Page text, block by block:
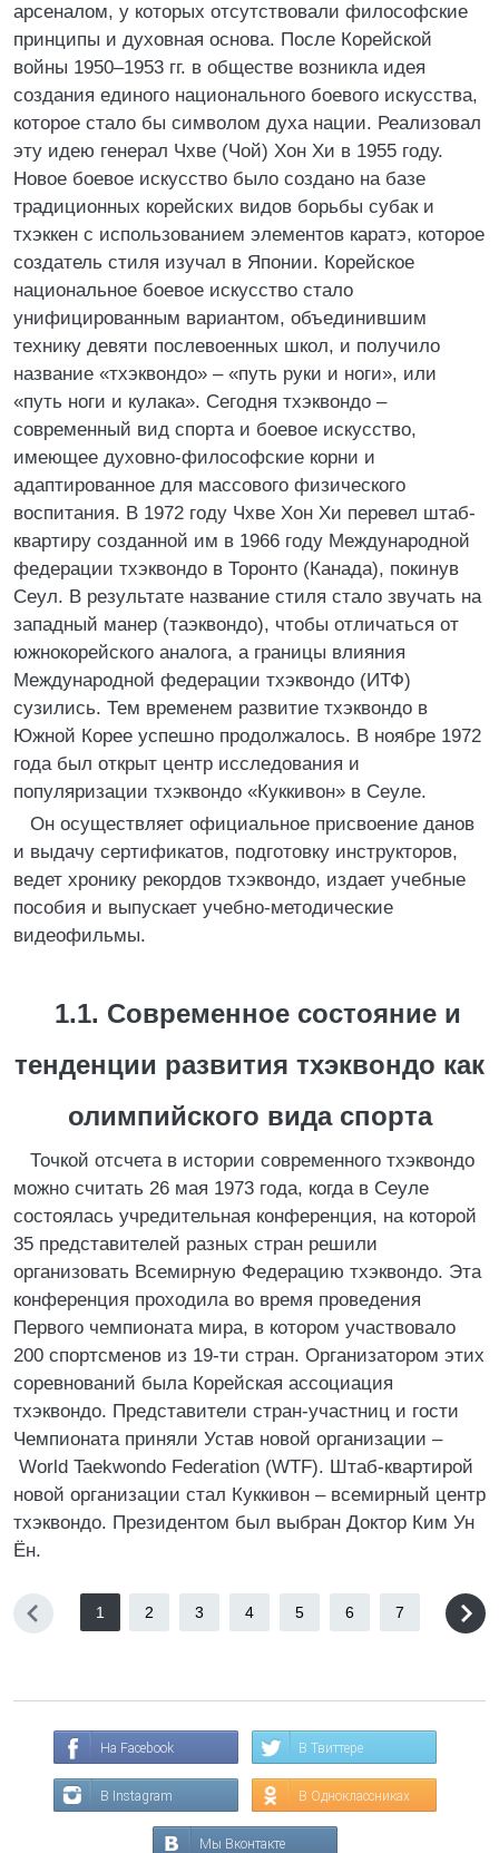
арсеналом, у которых отсутствовали философские
принципы и духовная основа. После Корейской
войны 1950–1953 гг. в обществе возникла идея
создания единого национального боевого искусства,
которое стало бы символом духа нации. Реализовал
эту идею генерал Чхве (Чой) Хон Хи в 1955 году.
Новое боевое искусство было создано на базе
традиционных корейских видов борьбы субак и
тхэккен с использованием элементов каратэ, которое
создатель стиля изучал в Японии. Корейское
национальное боевое искусство стало
унифицированным вариантом, объединившим
технику девяти послевоенных школ, и получило
название «тхэквондо» – «путь руки и ноги», или
«путь ноги и кулака». Сегодня тхэквондо –
современный вид спорта и боевое искусство,
имеющее духовно-философские корни и
адаптированное для массового физического
воспитания. В 1972 году Чхве Хон Хи перевел штаб-
квартиру созданной им в 1966 году Международной
федерации тхэквондо в Торонто (Канада), покинув
Сеул. В результате название стиля стало звучать на
западный манер (таэквондо), чтобы отличаться от
южнокорейского аналога, а границы влияния
Международной федерации тхэквондо (ИТФ)
сузились. Тем временем развитие тхэквондо в
Южной Корее успешно продолжалось. В ноябре 1972
года был открыт центр исследования и
популяризации тхэквондо «Куккивон» в Сеуле.
Он осуществляет официальное присвоение данов
и выдачу сертификатов, подготовку инструкторов,
ведет хронику рекордов тхэквондо, издает учебные
пособия и выпускает учебно-методические
видеофильмы.
1.1. Современное состояние и
тенденции развития тхэквондо как
олимпийского вида спорта
Точкой отсчета в истории современного тхэквондо
можно считать 26 мая 1973 года, когда в Сеуле
состоялась учредительная конференция, на которой
35 представителей разных стран решили
организовать Всемирную Федерацию тхэквондо. Эта
конференция проходила во время проведения
Первого чемпионата мира, в котором участвовало
200 спортсменов из 19-ти стран. Организатором этих
соревнований была Корейская ассоциация
тхэквондо. Представители стран-участниц и гости
Чемпионата приняли Устав новой организации –
World Taekwondo Federation (WTF). Штаб-квартирой
новой организации стал Куккивон – всемирный центр
тхэквондо. Президентом был выбран Доктор Ким Ун
Ён.
1 2 3 4 5 6 7
На Facebook В Твиттере
В Instagram В Одноклассниках
Мы Вконтакте